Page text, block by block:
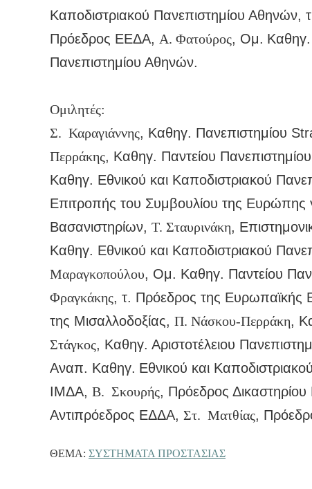
Καποδιστριακού Πανεπιστημίου Αθηνών,
Πρόεδρος ΕΕΔΑ, Α. Φατούρος, Ομ. Καθηγ.
Πανεπιστημίου Αθηνών.
Ομιλητές:
Σ. Καραγιάννης, Καθηγ. Πανεπιστημίου
Περράκης, Καθηγ. Παντείου
Καθηγ. Εθνικού και Καποδιστριακού
Επιτροπής του Συμβουλίου της Ευρώπης
Βασανιστηρίων, Τ. Σταυρινάκη,
Καθηγ. Εθνικού και Καποδιστριακού
Μαραγκοπούλου, Ομ. Καθηγ. Παντείου
Φραγκάκης, τ. Πρόεδρος της Ευρωπαϊκής
της Μισαλλοδοξίας, Π. Νάσκου-Περράκη,
Στάγκος, Καθηγ. Αριστοτέλειου
Αναπ. Καθηγ. Εθνικού και
ΙΜΔΑ, Β. Σκουρής, Πρόεδρος
Αντιπρόεδρος ΕΔΔΑ, Στ. Ματθίας,
ΘΈΜΑ: ΣΥΣΤΗΜΑΤΑ ΠΡΟΣΤΑΣΙΑΣ